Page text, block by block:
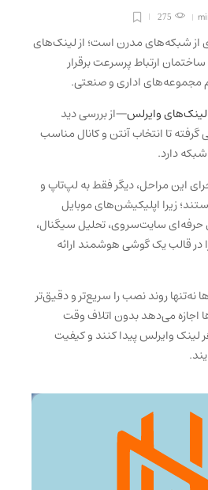
275
از شبکه‌های مدرن است؛ از لینک‌های
ارتباط پرسرعت برقرار
اداری و صنعتی.
وایرلس—از بررسی دید
تا انتخاب آنتن و کانال مناسب
دارد.
این مراحل، دیگر فقط به لپ‌تاپ و
زیرا اپلیکیشن‌های موبایل
حرفه‌ای سایت‌سروی، تحلیل سیگنال،
قالب یک گوشی هوشمند ارائه
نه‌تنها روند نصب را سریع‌تر و دقیق‌تر
اجازه می‌دهد بدون اتلاف وقت
لینک وایرلس پیدا کنند و کیفیت